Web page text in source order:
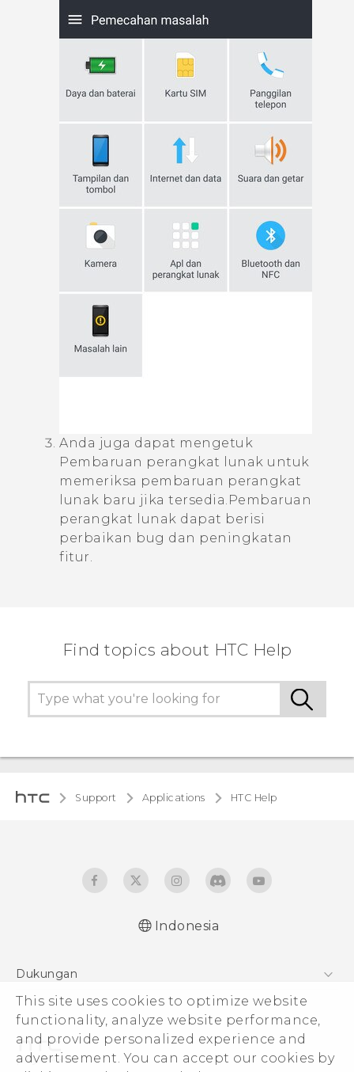
This site uses cookies to optimize website
functionality, analyze website performance,
and provide personalized experience and
advertisement. You can accept our cookies by
Anda juga dapat mengetuk
Pembaruan perangkat lunak untuk
memeriksa pembaruan perangkat
lunak baru jika tersedia. Pembaruan
perangkat lunak dapat berisi
perbaikan bug dan peningkatan
fitur.
Find topics about HTC Help
Support Applications HTC Help
Indonesia
Dukungan
Pusat Dukungan